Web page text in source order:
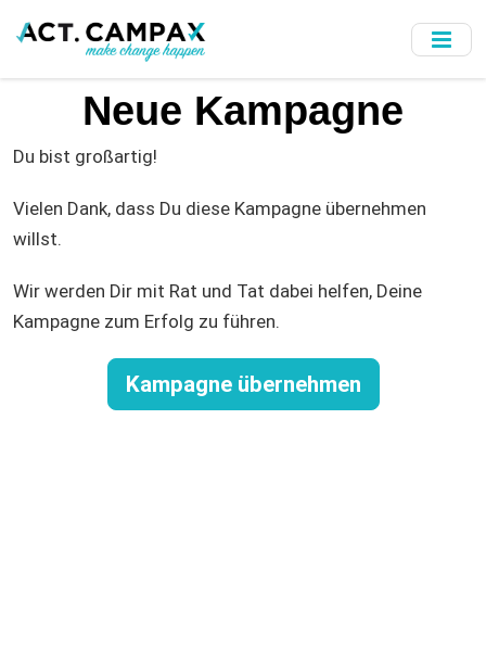
to
Neue Kampagne
Du bist großartig!
Vielen Dank, dass Du diese Kampagne übernehmen
willst.
Wir werden Dir mit Rat und Tat dabei helfen, Deine
Kampagne zum Erfolg zu führen.
Kampagne übernehmen